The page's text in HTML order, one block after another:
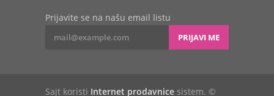
Prijavite se na našu email listu
PRIJAVI ME
Sajt koristi Internet prodavnice sistem. ©